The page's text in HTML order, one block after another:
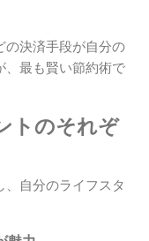
の決済手段が自分の
、最も賢い節約術で
トのそれぞ
自分のライフスタ